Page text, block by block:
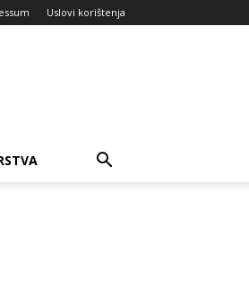
Uslovi korištenja